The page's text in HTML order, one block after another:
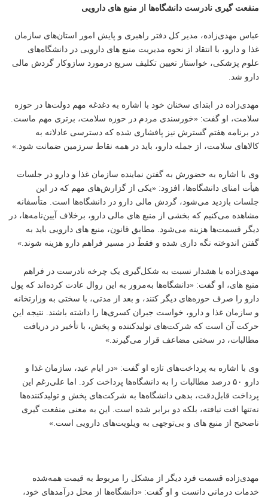
منفعت گیری نادرست دانشگاه‌ها از منبع های دارویی
عباس مهدی‌زاده، مدیر کل دفتر راهبری و پایش امور استان‌های سازمان
غذا و دارو، با انتقاد از نحوه مدیریت منبع های دارویی در دانشگاه‌های
علوم پزشکی، خواستار تعیین تکلیف سریع درمورد سازوکار گردش مالی
دارو شد.
مهدی‌زاده در ابتدای سخنان خود با اشاره به دغدغه مهم دولت‌ها در حوزه
سلامت، او گفت: «خورسندی مردم در حوزه سلامت، برتری مهم ماست.
در برنامه هفتم گسترش نیز پافشاری شده که دسترسی عادلانه به
کالاهای سلامت، از جمله دارو، باید در همه نقاط سرزمین ضمانت شود.»
وی با اشاره به حضورش به گفتن نماینده سازمان غذا و دارو در جلسات
هیأت امنای دانشگاه‌ها، افزود: «یکی از گزارش‌های مهم که در این
جلسات بازدید می‌شود، گردش مالی دارو در دانشگاه‌ها است. متأسفانه
مشاهده می‌کنیم که بخشی از منبع های مالی دارو، برخلاف آیین‌نامه‌ها، در
دیگر قسمت‌ها هزینه می‌شود. مطابق قانون، منبع های دارویی باید به
گفتن اندوخته نگه داری شده و فقطً در مسیر فراهم دارو هزینه شوند.»
مهدی‌زاده با هشدار نسبت به شکل‌گیری یک چرخه نادرست در فراهم
منبع های، او گفت: «دانشگاه‌ها به‌مرور به این روال عادت کرده‌اند که پول
دارو را صرف حوزه‌های دیگر کنند، و بعد از مدتی، با سختی به وزارتخانه
و سازمان غذا و دارو، خواست جبران کسری‌ها را داشته باشند. نتیجه این
حرکت آن است که شرکت‌های تولیدکننده و پخش، با تأخیر در دریافت
مطالبات، در سختی مضاعف قرار می‌گیرند.»
وی با اشاره به پرداخت‌های تازه او گفت: «در ایام عید، سازمان غذا و
دارو ۵۰ درصد مطالبات را به دانشگاه‌ها پرداخت کرد. اما علی‌رغم این
پرداخت قابل‌دقت، بدهی دانشگاه‌ها به شرکت‌های پخش و تولیدکننده‌ها
نه‌تنها افت نیافته، بلکه دو برابر شده است. این به معنی منفعت گیری
ناصحیح از منبع های و بی‌توجهی به ویلویت‌های دارویی است.»
مهدی‌زاده قسمت فرد دیگر از مشکل را مربوط به قیمت همه‌شده
خدمات درمانی دانست و او گفت: «دانشگاه‌ها از محل درآمدهای خود،